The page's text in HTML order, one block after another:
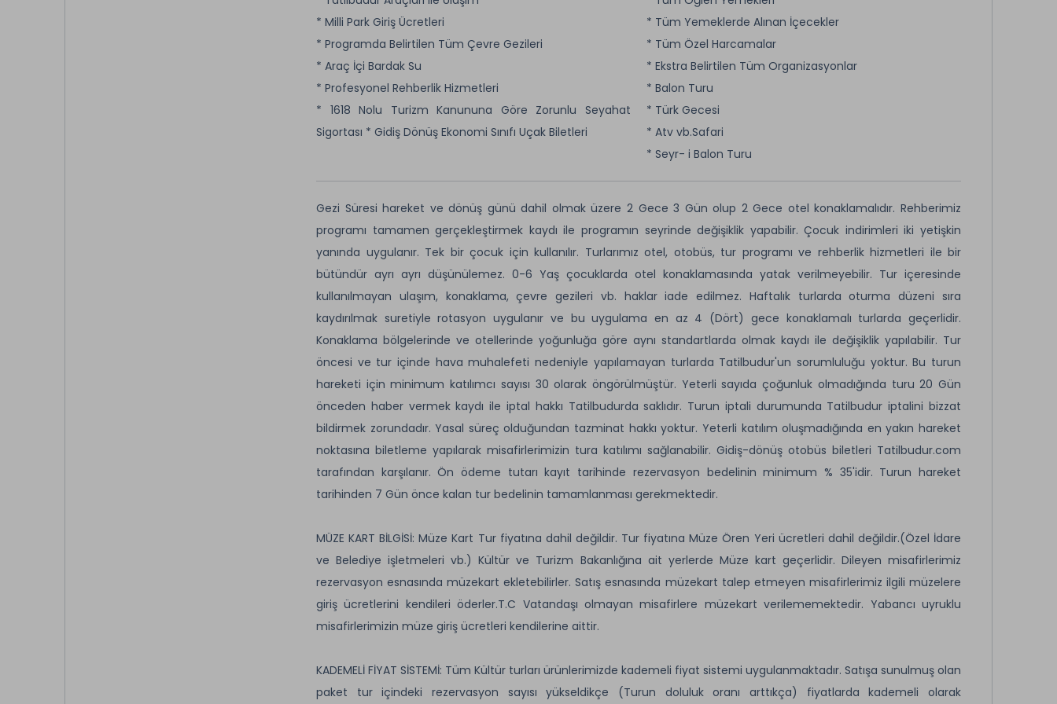
* Milli Park Giriş Ücretleri
* Programda Belirtilen Tüm Çevre Gezileri
* Araç İçi Bardak Su
* Profesyonel Rehberlik Hizmetleri
* 1618 Nolu Turizm Kanununa Göre Zorunlu Seyahat
Sigortası * Gidiş Dönüş Ekonomi Sınıfı Uçak Biletleri
* Tüm Yemeklerde Alınan İçecekler
* Tüm Özel Harcamalar
* Ekstra Belirtilen Tüm Organizasyonlar
* Balon Turu
* Türk Gecesi
* Atv vb.Safari
* Seyr- i Balon Turu
Gezi Süresi hareket ve dönüş günü dahil olmak üzere 2 Gece 3 Gün olup 2 Gece otel konaklamalıdır. Rehberimiz
programı tamamen gerçekleştirmek kaydı ile programın seyrinde değişiklik yapabilir. Çocuk indirimleri iki yetişkin
yanında uygulanır. Tek bir çocuk için kullanılır. Turlarımız otel, otobüs, tur programı ve rehberlik hizmetleri ile bir
bütündür ayrı ayrı düşünülemez. 0-6 Yaş çocuklarda otel konaklamasında yatak verilmeyebilir. Tur içeresinde
kullanılmayan ulaşım, konaklama, çevre gezileri vb. haklar iade edilmez. Haftalık turlarda oturma düzeni sıra
kaydırılmak suretiyle rotasyon uygulanır ve bu uygulama en az 4 (Dört) gece konaklamalı turlarda geçerlidir.
Konaklama bölgelerinde ve otellerinde yoğunluğa göre aynı standartlarda olmak kaydı ile değişiklik yapılabilir. Tur
öncesi ve tur içinde hava muhalefeti nedeniyle yapılamayan turlarda Tatilbudur'un sorumluluğu yoktur. Bu turun
hareketi için minimum katılımcı sayısı 30 olarak öngörülmüştür. Yeterli sayıda çoğunluk olmadığında turu 20 Gün
önceden haber vermek kaydı ile iptal hakkı Tatilbudurda saklıdır. Turun iptali durumunda Tatilbudur iptalini bizzat
bildirmek zorundadır. Yasal süreç olduğundan tazminat hakkı yoktur. Yeterli katılım oluşmadığında en yakın hareket
noktasına biletleme yapılarak misafirlerimizin tura katılımı sağlanabilir. Gidiş-dönüş otobüs biletleri Tatilbudur.com
tarafından karşılanır. Ön ödeme tutarı kayıt tarihinde rezervasyon bedelinin minimum % 35'idir. Turun hareket
tarihinden 7 Gün önce kalan tur bedelinin tamamlanması gerekmektedir.
MÜZE KART BİLGİSİ: Müze Kart Tur fiyatına dahil değildir. Tur fiyatına Müze Ören Yeri ücretleri dahil değildir.(Özel İdare
ve Belediye işletmeleri vb.) Kültür ve Turizm Bakanlığına ait yerlerde Müze kart geçerlidir. Dileyen misafirlerimiz
rezervasyon esnasında müzekart ekletebilirler. Satış esnasında müzekart talep etmeyen misafirlerimiz ilgili müzelere
giriş ücretlerini kendileri öderler.T.C Vatandaşı olmayan misafirlere müzekart verilememektedir. Yabancı uyruklu
misafirlerimizin müze giriş ücretleri kendilerine aittir.
KADEMELİ FİYAT SİSTEMİ: Tüm Kültür turları ürünlerimizde kademeli fiyat sistemi uygulanmaktadır. Satışa sunulmuş olan
paket tur içindeki rezervasyon sayısı yükseldikçe (Turun doluluk oranı arttıkça) fiyatlarda kademeli olarak